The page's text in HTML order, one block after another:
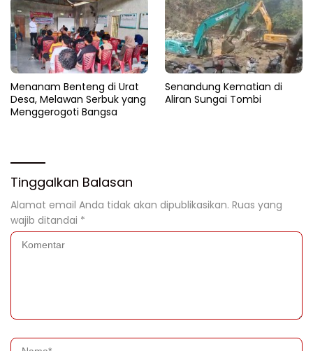
Menanam Benteng di Urat
Desa, Melawan Serbuk yang
Menggerogoti Bangsa
Senandung Kematian di
Aliran Sungai Tombi
Tinggalkan Balasan
Alamat email Anda tidak akan dipublikasikan. Ruas yang
wajib ditandai *